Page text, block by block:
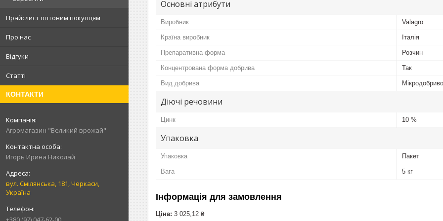
Прайслист оптовим покупцям
Про нас
Відгуки
Статті
КОНТАКТИ
Агромагазин "Великий врожай"
Игорь Ирина Николай
вул. Смілянська, 181, Черкаси,
Україна
Основні атрибути
Виробник Valagro
Країна виробник Італія
Препаративна форма Розчин
Концентрована форма добрива Так
Вид добрива Мікродобриво
Діючі речовини
Цинк 10 %
Упаковка
Упаковка Пакет
Вага 5 кг
Інформація для замовлення
Ціна: 3 025,12 ₴